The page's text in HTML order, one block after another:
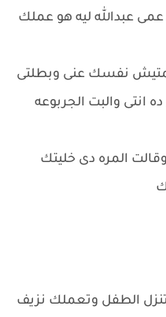
عبدالله ليه هو عملك
نفسك عنى وبطلتى
انتى والبت الجربوعه
المره دى خليتك
الطفل وتعملك نزيف